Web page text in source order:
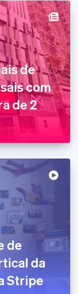
de
com
de 2
de
da
Stripe